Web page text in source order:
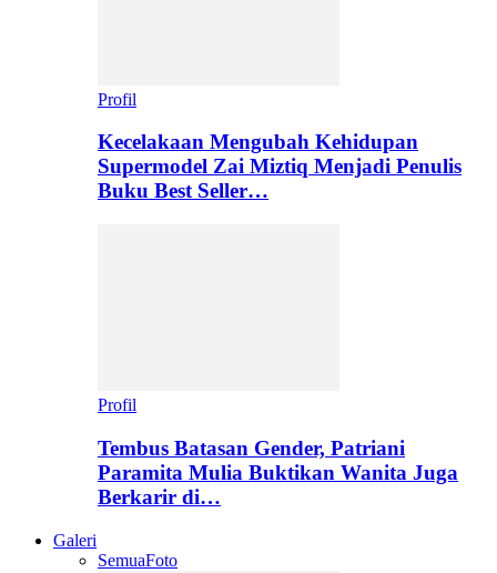
Profil
Kecelakaan Mengubah Kehidupan
Supermodel Zai Miztiq Menjadi Penulis
Buku Best Seller…
Profil
Tembus Batasan Gender, Patriani
Paramita Mulia Buktikan Wanita Juga
Berkarir di…
Galeri
SemuaFoto